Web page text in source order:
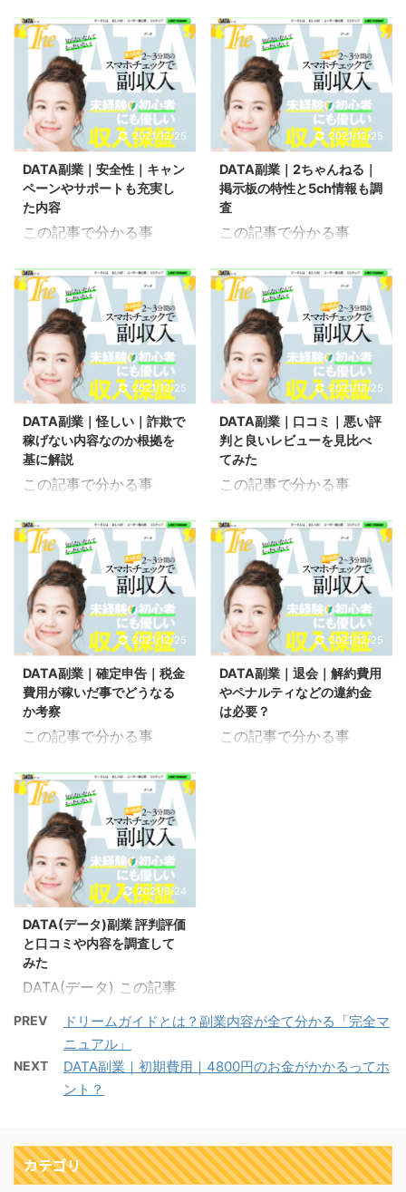
解説していきます。 こち
らの記事では、DATA副
業の全体的な概要になっ
ているので合わせてご覧
ください。 気になる内容
へ移動 DATA(データ)副
業の危険性 初期投資費用
が必要 こちらの記事 ...
する知恵袋に質問や回答
がいくつか得られていた
のでそちらを基に詐欺の
可能性はあるのかについ
ても解説していきます。
こちらの記事では、
DATA副業の全体的な概
要になっているので合わ
せてご ...
DATA副業の費用に含ま
れるもの こちらは
DATA(データ)という副業
の初期費用について検証
してみた記事です。 初期
費用にお金がかかると悩
んでしまう方もいるかも
しれませんがすぐに回収
出来るような金額であれ
ば不安もなくなると思い
ます。 DATA副業の初期
いるものについて解説し
ていきます。 こちらの記
事では、DATA副業の全
体的な概要になっている
ので合わせてご覧くださ
い。 気になる内容へ移動
DATA(データ)副業の初期
費用 初期費用 DATA ...
DATA副業の返金条件 こ
ちらはDATA(データ)とい
う副業の返金ついて検証
してみた記事です。 副業
として始めたのに「全く
稼げなかった」なんてこ
とがあったら時間や労力
が勿体無いだけじゃなく
てお金も無駄になってく
る可能性も出てくると思
います。 ただ、万が一の
意されているので安心で
す。 DATA副業の収入保
証はどのようなものなの
か返金方法についても解
説していきます。 こちら
の記事では、DATA副業
の全体的な概要になって
いるので合わせてご覧く
ださ ...
2021/12/25
DATA副業｜安全性｜キャン
ペーンやサポートも充実し
た内容
この記事で分かる事
DATA副業のサポート こ
ちらはDATA(データ)とい
う副業の安全性ついて検
証してみた記事です。 ど
うせ副業を始めるなら怪
しいビジネスよりも評判
も良さそうな安全性があ
る副業をやってみたいと
いうのは当然のことだと
思います。 DATA副業の
安全性やキャンペーンサ
ついても解説していきま
す。 こちらの記事では、
DATA副業の全体的な概
要になっているので合わ
せてご覧ください。 気に
なる内容へ移動 DATA(デ
ータ)副業の安全性 作業
ノルマがない こちら ...
2021/12/25
DATA副業｜2ちゃんねる｜
掲示板の特性と5ch情報も調
査
この記事で分かる事
情報 DATA副業の5ちゃ
んねる情報 こちらは
DATA(データ)という副業
の2ちゃんねる(2ch)情報
について検証してみた記
事です。 何か情報を得よ
うと思った場合に2ちゃ
んねるなどの掲示板から
評判を探るということを
したことがある方もいる
かもしれません。 DATA
ゃんねる掲示板の情報か
ら危険性についても解説
していきます。 こちらの
記事では、DATA副業の
全体的な概要になってい
るので合わせてご覧くだ
さい。 気になる内容へ移
動 DATA(デー ...
2021/12/25
DATA副業｜怪しい｜詐欺で
稼げない内容なのか根拠を
基に解説
この記事で分かる事
か DATA副業の怪しい内
容 こちらはDATA(デー
タ)という副業が怪しい
かについて検証してみた
記事です。 これまでの検
証からも詐欺の可能性は
低いと考えられそうです
が、怪しい副業だった場
合は何かしらの根拠や理
由というのがあります。
そういった内容も含めて
た。 DATA副業が怪しい
ビジネスで稼げない内容
なのかについて解説して
いきます。 こちらの記事
では、DATA副業の全体
的な概要になっているの
で合わせてご覧くださ
い。 気になる内容へ移動
DA ...
2021/12/25
DATA副業｜口コミ｜悪い評
判と良いレビューを見比べ
てみた
この記事で分かる事
DATA副業の良い口コミ
こちらはDATA(データ)と
いう副業の口コミついて
検証してみた記事です。
これまでにも口コミや評
判については検証してき
ていますが、悪い評判と
いうのも知っておくとデ
メリットを事前に確認出
来るので参考に出来ると
思います。 DATA副業の
2021/12/25
DATA副業｜確定申告｜税金
費用が稼いだ事でどうなる
か考察
この記事で分かる事
DATA副業の活用方法 こ
ちらはDATA(データ)とい
う副業の確定申告ついて
検証してみた記事です。
副業として5万円～70万
円が稼げるとされていま
すが、稼いだことで税金
や確定申告にどのような
影響が出てくるのか知り
たい人もいるはずです。
DATA副業の税金費用か
ら確定申告の必要性、副
業としてどのようなこと
に活用出来るのかについ
て解説していきます。 こ
っているので合わせてご
覧ください。 気になる
2021/12/25
DATA副業｜退会｜解約費用
やペナルティなどの違約金
は必要？
この記事で分かる事
手順や解約費用について
らの記事では、DATA副
へ移動 DATA(データ)副
業の退会方法の手順 手順
2021/9/24
DATA(データ)副業 評判評価
と口コミや内容を調査して
みた
DATA(データ) この記事
タ)副業の内容 DATA(デ
ータ)副業の口コミ
DATA(データ)副業の評判
DATA(データ)副業の評価
す。 たったの2～3分間
のスマホチェックで副収
PREV
ドリームガイドとは？副業内容が全て分かる「完全マ
ニュアル」
NEXT
DATA副業｜初期費用｜4800円のお金がかかるってホ
ント？
カテゴリ